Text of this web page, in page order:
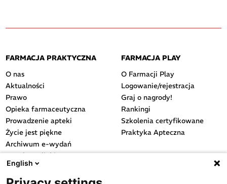
FARMACJA PRAKTYCZNA
O nas
Aktualności
Prawo
Opieka farmaceutyczna
Prowadzenie apteki
Życie jest piękne
Archiwum e-wydań
Przydatne linki
FARMACJA PLAY
O Farmacji Play
Logowanie/rejestracja
Graj o nagrody!
Rankingi
Szkolenia certyfikowane
Praktyka Apteczna
OGÓLNE
English